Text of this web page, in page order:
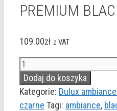
PREMIUM
109.00zł z VAT
ilość
DULUX
AMBIANCE
CERAMIC
Dodaj do koszyka
Kategorie: Dulux
czarne Tagi: ambiance,